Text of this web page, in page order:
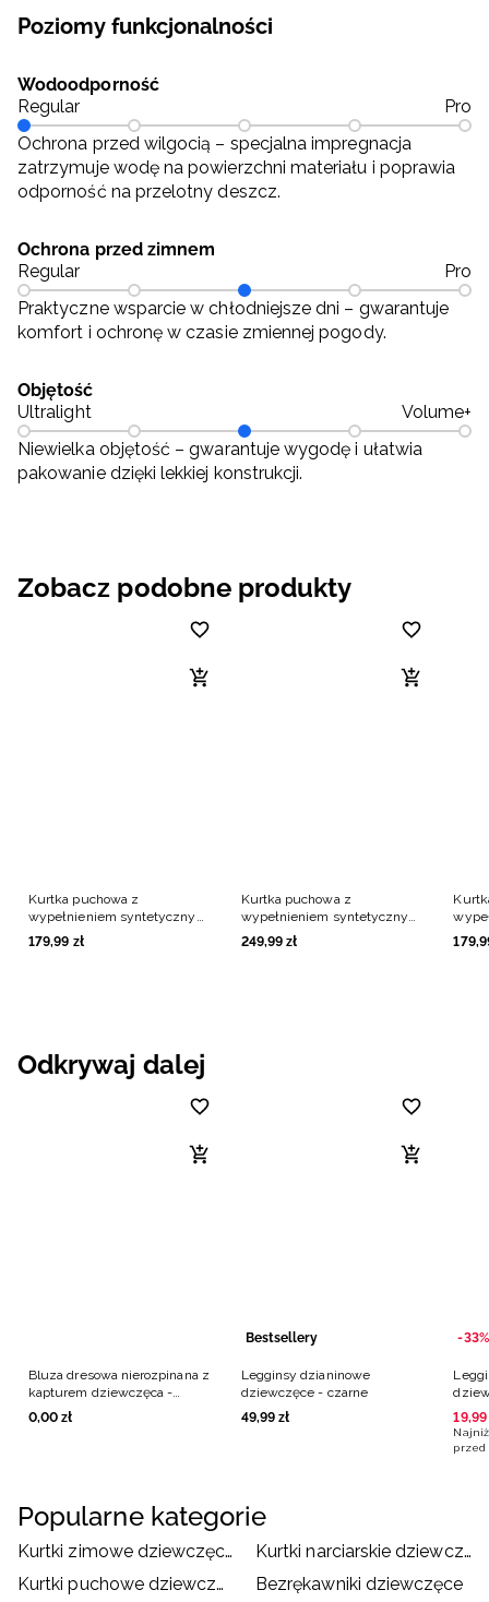
Poziomy funkcjonalności
Wodoodporność
Regular
Pro
Ochrona przed wilgocią – specjalna impregnacja
zatrzymuje wodę na powierzchni materiału i poprawia
odporność na przelotny deszcz.
Ochrona przed zimnem
Regular
Pro
Praktyczne wsparcie w chłodniejsze dni – gwarantuje
komfort i ochronę w czasie zmiennej pogody.
Objętość
Ultralight
Volume+
Niewielka objętość – gwarantuje wygodę i ułatwia
pakowanie dzięki lekkiej konstrukcji.
Zobacz podobne produkty
Kurtka puchowa z
wypełnieniem syntetycznym
dziewczęca - beżowa
179,99 zł
Kurtka puchowa z
wypełnieniem syntetycznym
dziewczęca - beżowa
249,99 zł 179,
Odkrywaj dalej
Bluza dresowa nierozpinana z
kapturem dziewczęca -
czarna
0,00 zł
Bestsellery
Legginsy dzianinowe
dziewczęce - czarne
49,99 zł
-33%
19,99
przed
Popularne kategorie
Kurtki zimowe dziewczęce
Kurtki narciarskie dziewczęce
Kurtki puchowe dziewczęce
Bezrękawniki dziewczęce